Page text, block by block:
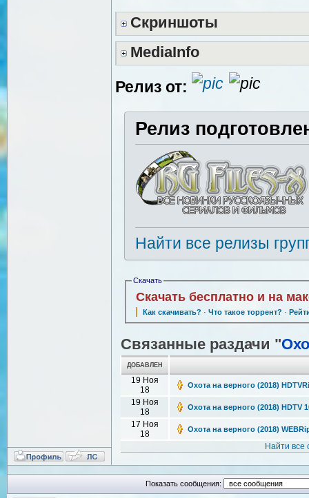
Скриншоты
MediaInfo
Релиз от:
Релиз
Найти все релизы
Скачать
Скачать бесплатно и на
Как скачивать? · Что такое торрент? ·
Связанные раздачи "
ДОБАВЛЕН
19 Ноя
18
Охота на верного (2018)
19 Ноя
18
Охота на верного (2018) HDTV
17 Ноя
18
Охота на верного (2018)
Найти все
Показать сообщения: